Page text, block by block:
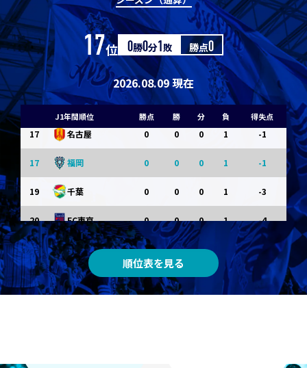
17位 0勝0分1敗 勝点0
2026.08.09 現在
J1年間順位 勝点 勝 分 負 得失点
横浜FM 0 0 1 -1
14 水戸 0 0 1 -1
14 京都 0 0 1 -1
14 岡山 0 0 0 1 -1
17 名古屋 0 0 0 1 -1
17 福岡 0 0 0 1 -1
19 千葉 0 0 0 1 -3
20 FC東京 0 0 0 1 -4
順位表を見る